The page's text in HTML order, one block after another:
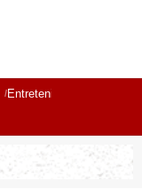
Entretenimiento